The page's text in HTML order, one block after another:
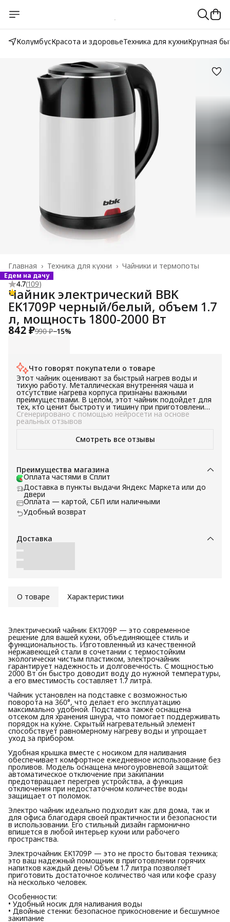
КолумбусКрасота и здоровьеТехника для кухниКрупная
Чайники и термопоты
Техника для кухни ›
Главная ›
Едем на дачу
4.7(109)
Чайник электрический BBK
EK1709P черный/белый, объем 1.7
л, мощность 1800-2000 Вт
842 ₽990 ₽−15%
Что говорят покупатели о товаре
Этот чайник оценивают за быстрый нагрев воды и
тихую работу. Металлическая внутренняя чаша и
отсутствие нагрева корпуса признаны важными
преимуществами. В целом, этот чайник подойдет для
тех, кто ценит быстроту и тишину при приготовлении
горячих напитков.
Сгенерировано с помощью нейросети на основе
реальных отзывов
Смотреть все отзывы
Преимущества магазина
Оплата частями в Сплит
Доставка в пункты выдачи Яндекс Маркета или до
двери
Оплата — картой, СБП или наличными
Удобный возврат
Доставка
О товаре Характеристики
Электрический чайник EK1709P — это современное
решение для вашей кухни, объединяющее стиль и
функциональность. Изготовленный из качественной
нержавеющей стали в сочетании с термостойким
экологически чистым пластиком, электрочайник
гарантирует надежность и долговечность. С мощностью
2000 Вт он быстро доводит воду до нужной температуры,
а его вместимость составляет 1.7 литра.
Чайник установлен на подставке с возможностью
поворота на 360°, что делает его эксплуатацию
максимально удобной. Подставка также оснащена
отсеком для хранения шнура, что помогает поддерживать
порядок на кухне. Скрытый нагревательный элемент
способствует равномерному нагреву воды и упрощает
уход за прибором.
Удобная крышка вместе с носиком для наливания
обеспечивает комфортное ежедневное использование без
проливов. Модель оснащена многоуровневой защитой:
автоматическое отключение при закипании
предотвращает перегрев устройства, а функция
отключения при недостаточном количестве воды
защищает от поломок.
Электро чайник идеально подходит как для дома, так и
для офиса благодаря своей практичности и безопасности
в использовании. Его стильный дизайн гармонично
впишется в любой интерьер кухни или рабочего
пространства.
Электрочайник EK1709P — это не просто бытовая техника;
это ваш надежный помощник в приготовлении горячих
напитков каждый день! Объем 1.7 литра позволяет
приготовить достаточное количество чая или кофе сразу
на несколько человек.
Особенности:
• Удобный носик для наливания воды
• Двойные стенки: безопасное прикосновение и бесшумное
закипание